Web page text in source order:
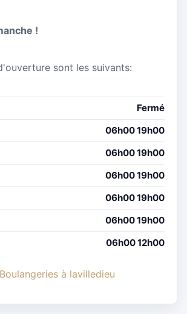
!
sont les suivants:
Fermé
06h00 19h00
06h00 19h00
06h00 19h00
06h00 19h00
06h00 19h00
06h00 12h00
à lavilledieu